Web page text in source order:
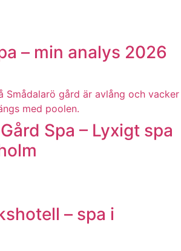
– min analys 2026
Spa – Lyxigt spa
– spa i